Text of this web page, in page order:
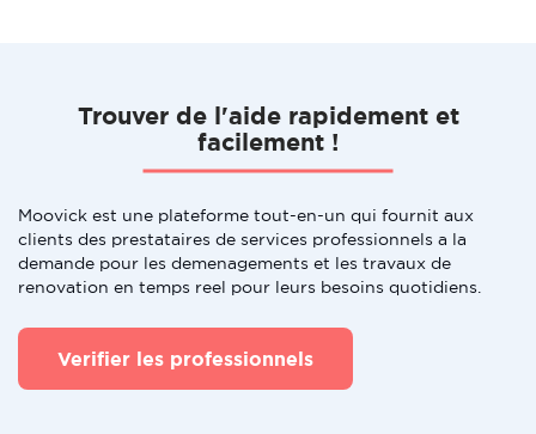
Trouver de l'aide rapidement et
facilement !
Moovick est une plateforme tout-en-un qui fournit aux
clients des prestataires de services professionnels a la
demande pour les demenagements et les travaux de
renovation en temps reel pour leurs besoins quotidiens.
Verifier les professionnels